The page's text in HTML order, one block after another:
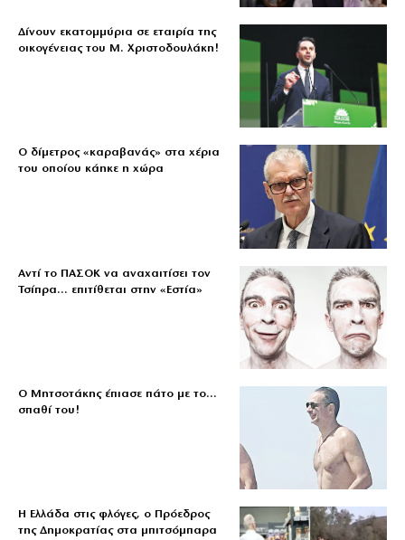
Δίνουν εκατομμύρια σε εταιρία της
οικογένειας του Μ. Χριστοδουλάκη!
Ο δίμετρος «καραβανάς» στα χέρια
του οποίου κάηκε η χώρα
Αντί το ΠΑΣΟΚ να αναχαιτίσει τον
Τσίπρα… επιτίθεται στην «Εστία»
Ο Μητσοτάκης έπιασε πάτο με το…
σπαθί του!
Η Ελλάδα στις φλόγες, ο Πρόεδρος
της Δημοκρατίας στα μπιτσόμπαρα